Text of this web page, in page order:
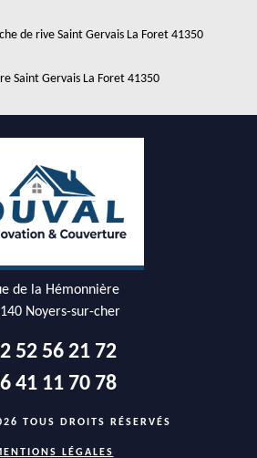
de rive Saint Gervais La Foret 41350
Saint Gervais La Foret 41350
de la Hémonnière
Noyers-sur-cher
52 56 21 72
41 11 70 78
TOUS DROITS RÉSERVÉS
LÉGALES